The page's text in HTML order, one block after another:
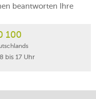
beantworten Ihre
100
bis 17 Uhr